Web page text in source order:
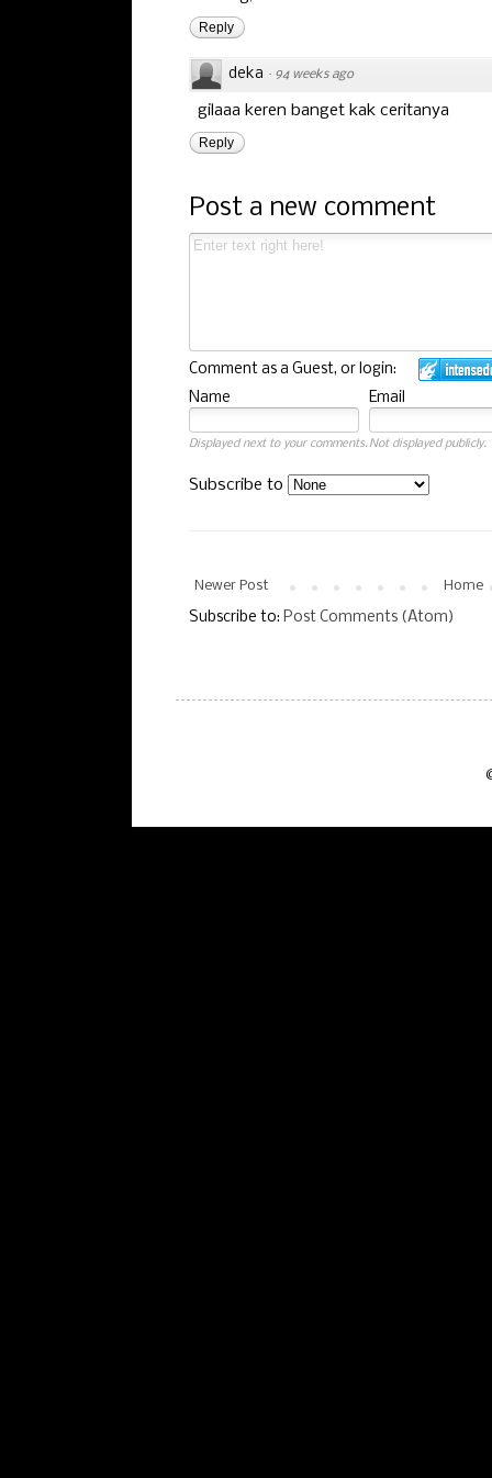
Reply
deka · 94 weeks ago
gilaaa keren banget kak ceritanya
Reply
Post a new comment
Comment as a Guest, or login:
Name
Email
Displayed next to your comments.Not displayed publicly.
Subscribe to
Newer Post Home
Subscribe to: Post Comments (Atom)